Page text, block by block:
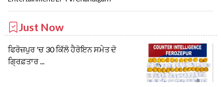
Just Now
ਫਿਰੋਜ਼ਪੁਰ 'ਚ 30 ਕਿੱਲੋ ਹੈਰੋਇਨ ਸਮੇਤ ਦੋ
ਗ੍ਰਿਫ਼ਤਾਰ ...